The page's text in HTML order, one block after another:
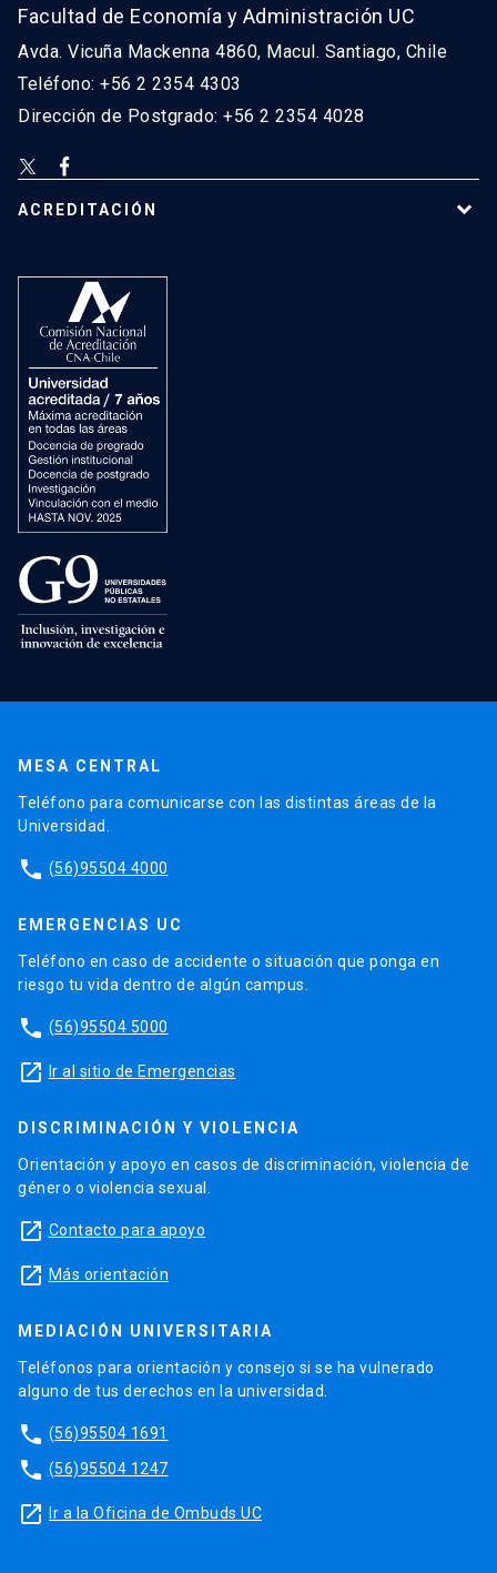
Facultad de Economía y Administración UC
Avda. Vicuña Mackenna 4860, Macul. Santiago, Chile
Teléfono: +56 2 2354 4303
Dirección de Postgrado: +56 2 2354 4028
ACREDITACIÓN
MESA CENTRAL
Teléfono para comunicarse con las distintas áreas de la
Universidad.
phone (56)95504 4000
EMERGENCIAS UC
Teléfono en caso de accidente o situación que ponga en
riesgo tu vida dentro de algún campus.
phone (56)95504 5000
launch Ir al sitio de Emergencias
DISCRIMINACIÓN Y VIOLENCIA
Orientación y apoyo en casos de discriminación, violencia de
género o violencia sexual.
launch Contacto para apoyo
launch Más orientación
MEDIACIÓN UNIVERSITARIA
Teléfonos para orientación y consejo si se ha vulnerado
alguno de tus derechos en la universidad.
phone (56)95504 1691
phone (56)95504 1247
launch Ir a la Oficina de Ombuds UC